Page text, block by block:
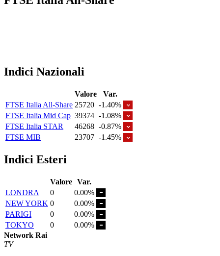
Indici Nazionali
Valore
Var.
FTSE Italia All-Share 25720 -1.40%
FTSE Italia Mid Cap 39374 -1.08%
FTSE Italia STAR
46268 -0.87%
FTSE MIB
23707 -1.45%
Indici Esteri
Valore Var.
LONDRA
0
0.00%
NEW YORK 0
0.00%
PARIGI
0
0.00%
TOKYO
0
0.00%
Network Rai
TV